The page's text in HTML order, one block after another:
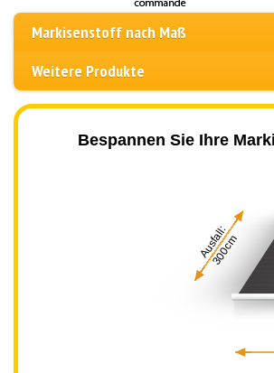
Markisenstoff nach Maß
Weitere Produkte
Bespannen Sie Ihre
Ausfall:
300cm